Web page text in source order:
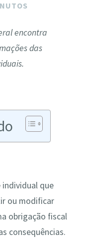
encontra
das
que
ou modificar
obrigação fiscal
consequências.